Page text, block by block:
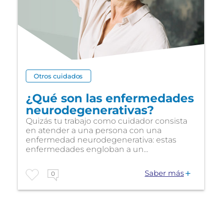
Otros cuidados
¿Qué son las enfermedades
neurodegenerativas?
Quizás tu trabajo como cuidador consista
en atender a una persona con una
enfermedad neurodegenerativa: estas
enfermedades engloban a un...
0 Saber más